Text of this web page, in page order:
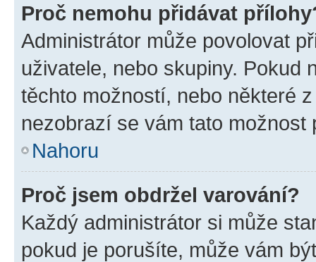
Proč nemohu přidávat
Administrátor může povolovat
uživatele, nebo skupiny. Pokud
těchto možností, nebo některé
nezobrazí se vám tato
Nahoru
Proč jsem obdržel varování?
Každý administrátor si může
pokud je porušíte, může vám